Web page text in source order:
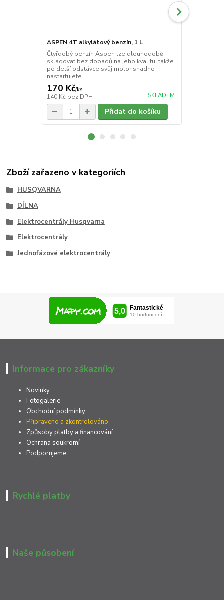
ASPEN 4T alkylátový benzín, 1 L
Čtyřdobý benzín Aspen lze dlouhodobě
skladovat bez dopadů na jeho kvalitu, takže i
po delší odstávce svůj motor snadno
nastartujete
170 Kč/ks
140 Kč bez DPH SKLADEM
Přidat do košíku
Zboží zařazeno v kategoriích
HUSQVARNA
DÍLNA
Elektrocentrály Husqvarna
Elektrocentrály
Jednofázové elektrocentrály
Informace pro zákazníky
Novinky
Fotogalerie
Obchodní podmínky
Připraveno a zkontrolováno
Způsoby platby a financování
Ochrana soukromí
Podporujeme
Rychlé platby
Naše působení